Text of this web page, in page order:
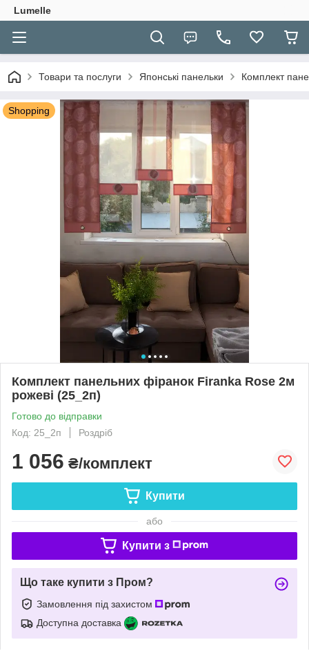
Lumelle
Товари та послуги Японські панельки Комплект
Shopping
Комплект панельних фіранок Firanka Rose 2м
рожеві (25_2п)
Готово до відправки
Код: 25_2п
Роздріб
1 056 ₴/комплект
Купити
або
Купити з
Що таке купити з Пром?
Замовлення під захистом
Доступна доставка